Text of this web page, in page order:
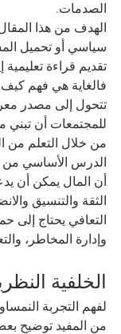
الصدمات.
الهدف من هذا
سياسي أو تحميل
تقديم قراءة تعليمية
فالغاية هي فهم
تتحول إلى مصدر
للمجتمعات أن تبني
من خلال التعلم من
الدرس الأساسي من
أن المال يمكن أن
الثقة والتنسيق
التعافي يحتاج إلى
وإدارة المخاطر،
الخلفية
لفهم التجربة
من المفيد توضيح